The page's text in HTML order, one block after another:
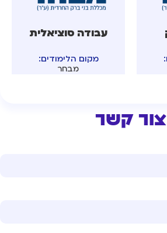
עבודה סוציאלית
מקום הלימודים:
מבחר
צור קשר